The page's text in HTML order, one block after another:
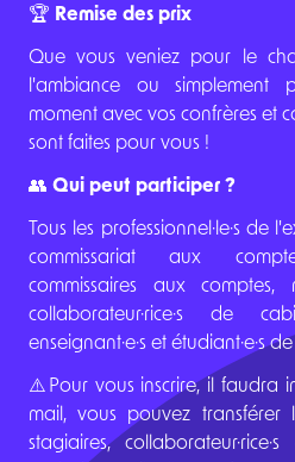
🏆 Remise des prix
Que vous veniez pour le
l'ambiance ou
moment avec vos confrères et
sont faites pour vous !
👥 Qui peut participer ?
Tous les professionnel·le·s de
commissariat aux
commissaires aux comptes,
collaborateur·rice·s de
enseignant·e·s et étudiant·e·s
⚠️Pour vous inscrire, il faudra
mail, vous pouvez
stagiaires,